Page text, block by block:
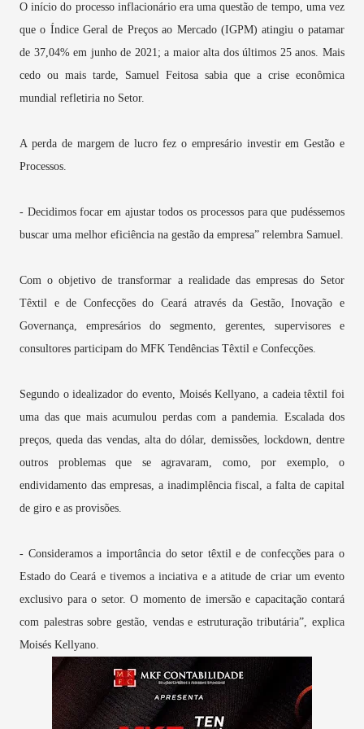
O início do processo inflacionário era uma questão de tempo, uma vez
que o Índice Geral de Preços ao Mercado (IGPM) atingiu o patamar
de 37,04% em junho de 2021; a maior alta dos últimos 25 anos. Mais
cedo ou mais tarde, Samuel Feitosa sabia que a crise econômica
mundial refletiria no Setor.
A perda de margem de lucro fez o empresário investir em Gestão e
Processos.
- Decidimos focar em ajustar todos os processos para que pudéssemos
buscar uma melhor eficiência na gestão da empresa” relembra Samuel.
Com o objetivo de transformar a realidade das empresas do Setor
Têxtil e de Confecções do Ceará através da Gestão, Inovação e
Governança, empresários do segmento, gerentes, supervisores e
consultores participam do MFK Tendências Têxtil e Confecções.
Segundo o idealizador do evento, Moisés Kellyano, a cadeia têxtil foi
uma das que mais acumulou perdas com a pandemia. Escalada dos
preços, queda das vendas, alta do dólar, demissões, lockdown, dentre
outros problemas que se agravaram, como, por exemplo, o
endividamento das empresas, a inadimplência fiscal, a falta de capital
de giro e as provisões.
- Consideramos a importância do setor têxtil e de confecções para o
Estado do Ceará e tivemos a inciativa e a atitude de criar um evento
exclusivo para o setor. O momento de imersão e capacitação contará
com palestras sobre gestão, vendas e estruturação tributária”, explica
Moisés Kellyano.